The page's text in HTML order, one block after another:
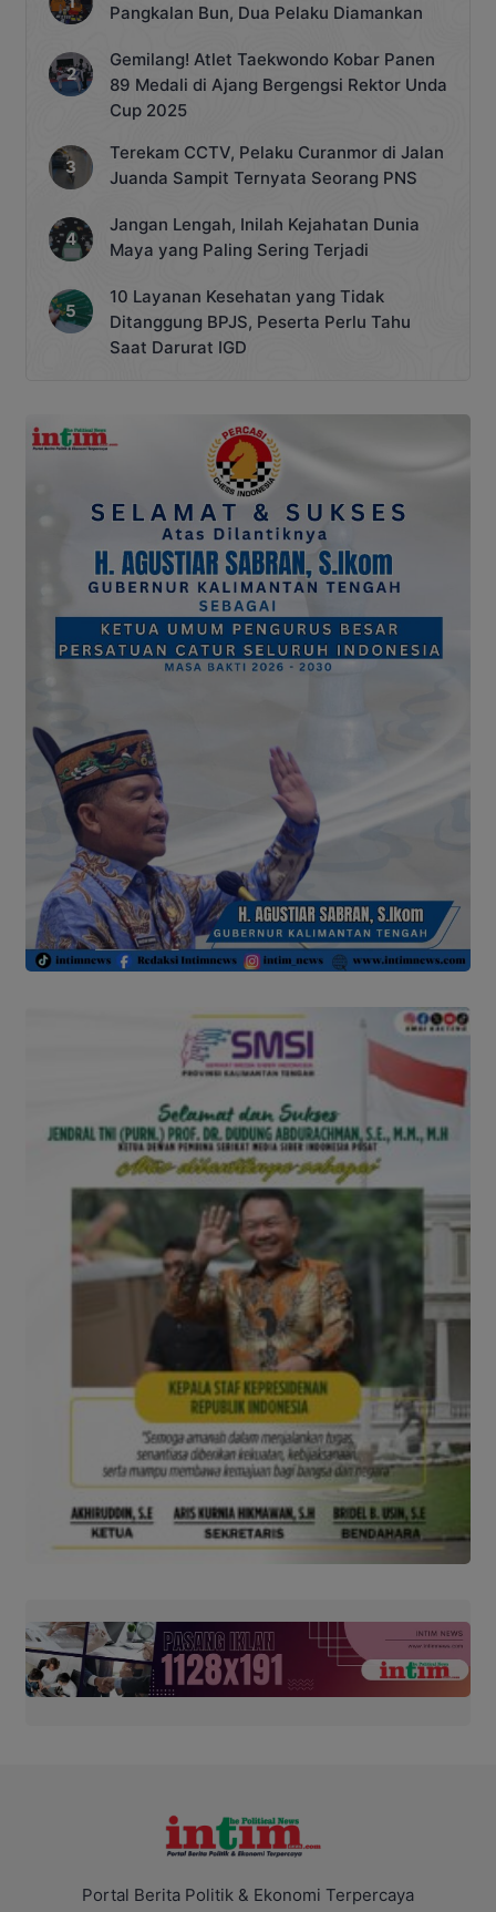
Pangkalan Bun, Dua Pelaku Diamankan
Gemilang! Atlet Taekwondo Kobar Panen
89 Medali di Ajang Bergengsi Rektor Unda
Cup 2025
Terekam CCTV, Pelaku Curanmor di Jalan
Juanda Sampit Ternyata Seorang PNS
Jangan Lengah, Inilah Kejahatan Dunia
Maya yang Paling Sering Terjadi
10 Layanan Kesehatan yang Tidak
Ditanggung BPJS, Peserta Perlu Tahu
Saat Darurat IGD
Portal Berita Politik & Ekonomi Terpercaya